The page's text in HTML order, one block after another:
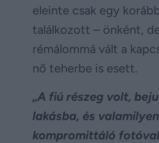
eleinte csak egy
találkozott – önként,
rémálommá vált a
nő teherbe is esett.
„A fiú részeg volt,
lakásba, és valamilyen
kompromittáló